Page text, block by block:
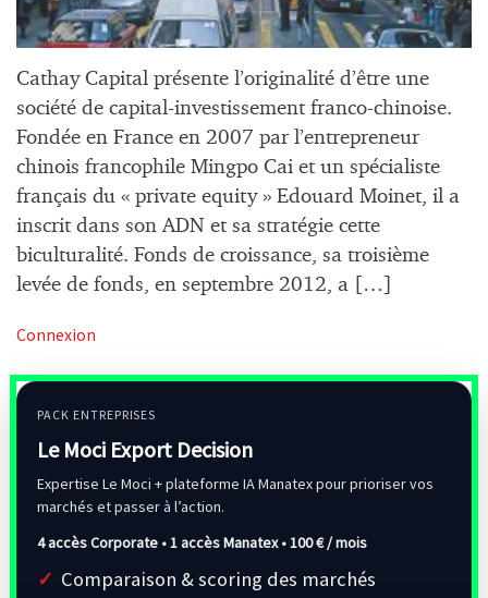
Cathay Capital présente l’originalité d’être une
société de capital-investissement franco-chinoise.
Fondée en France en 2007 par l’entrepreneur
chinois francophile Mingpo Cai et un spécialiste
français du « private equity » Edouard Moinet, il a
inscrit dans son ADN et sa stratégie cette
biculturalité. Fonds de croissance, sa troisième
levée de fonds, en septembre 2012, a […]
Connexion
PACK ENTREPRISES
Le Moci Export Decision
Expertise Le Moci + plateforme IA Manatex pour prioriser vos
marchés et passer à l’action.
4 accès Corporate • 1 accès Manatex •100 € / mois
Comparaison & scoring des marchés